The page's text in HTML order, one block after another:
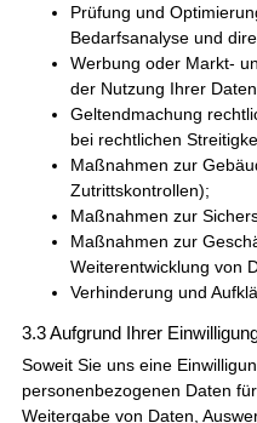
Prüfung und
Bedarfsanalyse und
Werbung oder Markt-
der Nutzung Ihrer
Geltendmachung
bei rechtlichen
Maßnahmen zur
Zutrittskontrollen);
Maßnahmen zur
Maßnahmen zur
Weiterentwicklung von
Verhinderung und
3.3 Aufgrund Ihrer
Soweit Sie uns eine
personenbezogenen Daten
Weitergabe von Daten,